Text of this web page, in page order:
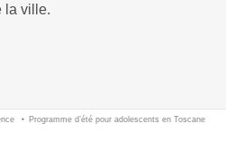
la ville.
Programme d’été pour adolescents en Toscane